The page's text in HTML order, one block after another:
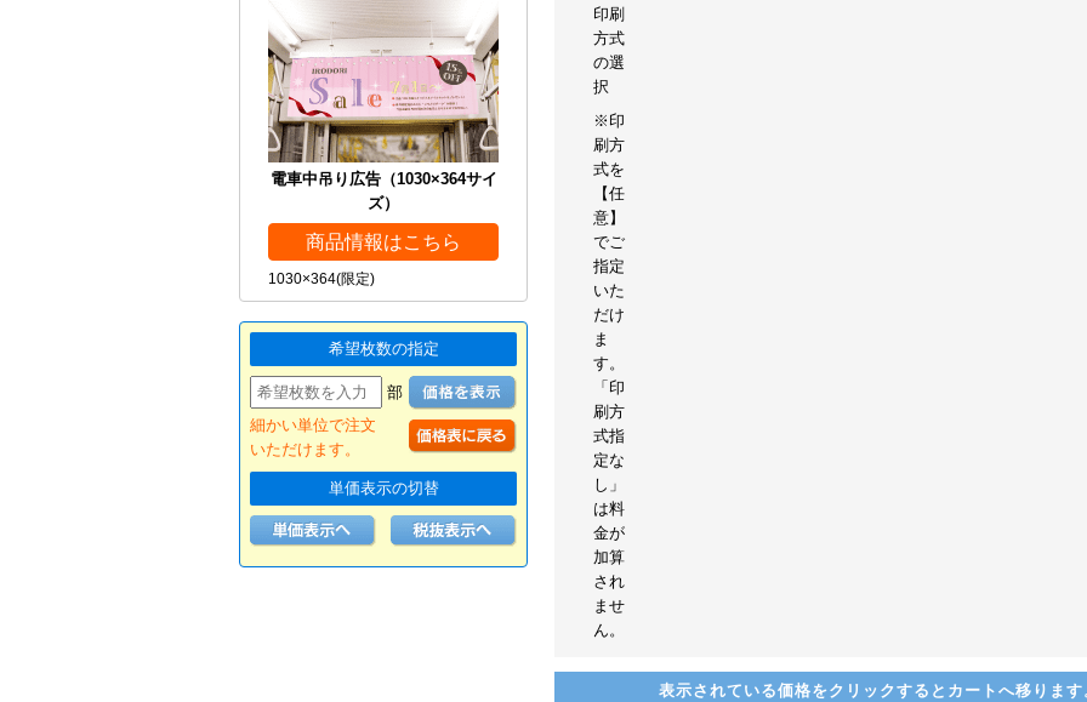
電車中吊り広告（1030×364サイ
ズ）
商品情報はこちら
1030×364(限定)
希望枚数の指定
部
細かい単位で注文
いただけます。
単価表示の切替
印刷
方式
の選
択
※印
刷方
式を
【任
意】
でご
指定
いた
だけ
ま
す。
「印
刷方
式指
定な
し」
は料
金が
加算
され
ませ
ん。
表示されている価格をクリックするとカートへ移ります